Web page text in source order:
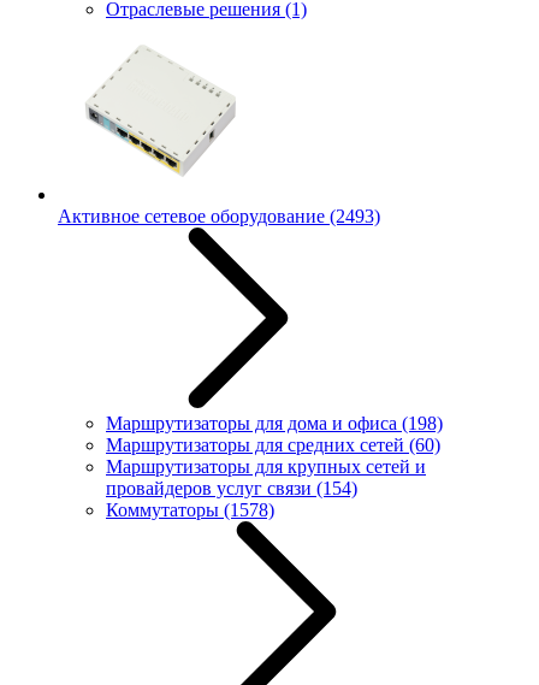
Отраслевые решения (1)
Активное сетевое оборудование (2493)
Маршрутизаторы для дома и офиса (198)
Маршрутизаторы для средних сетей (60)
Маршрутизаторы для крупных сетей и
провайдеров услуг связи (154)
Коммутаторы (1578)